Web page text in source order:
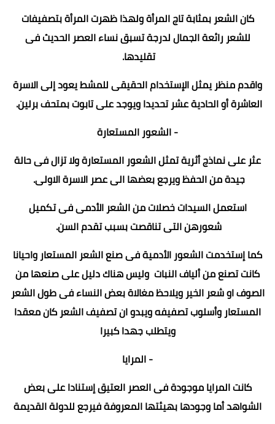
كان الشعر بمثابة تاج المرأة ولهذا ظهرت المرأة بتصفيفات
للشعر رائعة الجمال لدرجة تسبق نساء العصر الحديث فى
تقليدها.
واقدم منظر يمثل الإستخدام الحقيقى للمشط يعود إلى الاسرة
العاشرة أو الحادية عشر تحديدا ويوجد على تابوت بمتحف برلين.
- الشعور المستعارة
عثر على نماذج أثرية تمثل الشعور المستعارة ولا تزال فى حالة
جيدة من الحفظ ويرجع بعضها الى عصر الاسرة الاولى.
استعمل السيدات خصلات من الشعر الأدمى فى تكميل
شعورهن التى تناقصت بسبب تقدم السن.
كما إستخدمت الشعور الأدمية فى صنع الشعر المستعار واحيانا
كانت تصنع من ألياف النبات وليس هناك دليل على صنعها من
الصوف او شعر الخير ويلاحظ مغالاة بعض النساء فى طول الشعر
المستعار وأسلوب تصفيفه ويبدو ان تصفيف الشعر كان معقدا
ويتطلب جهدا كبيرا
- المرايا
كانت المرايا موجودة فى العصر العتيق إستنادا على بعض
الشواهد أما وجودها بهيئتها المعروفة فيرجع للدولة القديمة